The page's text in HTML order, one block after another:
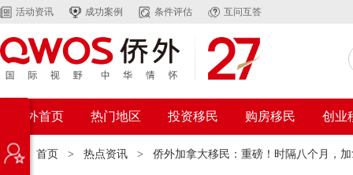
活动资讯 成功案例 条件评估 互问互答
侨外首页 热门地区 投资移民 购房移民 创业
位置： 首页 > 热点资讯 > 侨外加拿大移民：重磅！时隔八个月，